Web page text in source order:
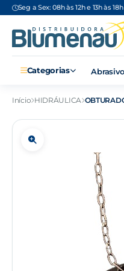
Seg a Sex: 08h às 12h e 13h às 18h
Categorias
Início HIDRÁULICA